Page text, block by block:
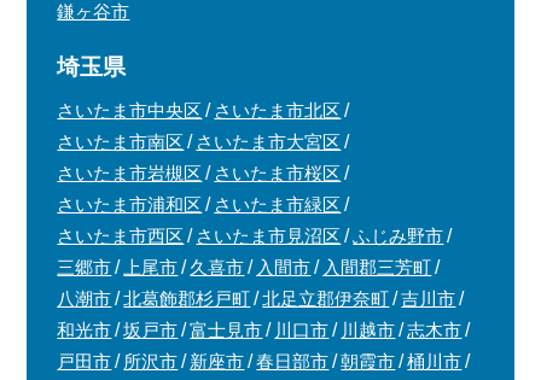
鎌ヶ谷市
埼玉県
さいたま市中央区
さいたま市北区
さいたま市南区
さいたま市大宮区
さいたま市岩槻区
さいたま市桜区
さいたま市浦和区
さいたま市緑区
さいたま市西区
さいたま市見沼区
ふじみ野市
三郷市
上尾市 久喜市 入間市
入間郡三芳町
八潮市
北葛飾郡杉戸町 北足立郡伊奈町
吉川市
和光市
坂戸市 富士見市 川口市 川越市
志木市
戸田市
所沢市 新座市 春日部市 朝霞市
桶川市